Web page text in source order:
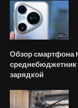
Обзор смартфона
зарядкой